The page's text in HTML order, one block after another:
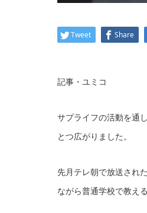
Tweet Share
記事・ユミコ
サプライフの活動を通
とつ広がりました。
先月テレ朝で放送され
ながら普通学校で教え